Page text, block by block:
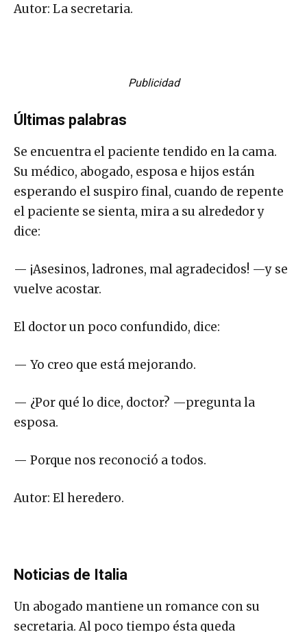
Autor: La secretaria.
Publicidad
Últimas palabras
Se encuentra el paciente tendido en la cama.
Su médico, abogado, esposa e hijos están
esperando el suspiro final, cuando de repente
el paciente se sienta, mira a su alrededor y
dice:
— ¡Asesinos, ladrones, mal agradecidos! —y se
vuelve acostar.
El doctor un poco confundido, dice:
— Yo creo que está mejorando.
— ¿Por qué lo dice, doctor? —pregunta la
esposa.
— Porque nos reconoció a todos.
Autor: El heredero.
Noticias de Italia
Un abogado mantiene un romance con su
secretaria. Al poco tiempo ésta queda